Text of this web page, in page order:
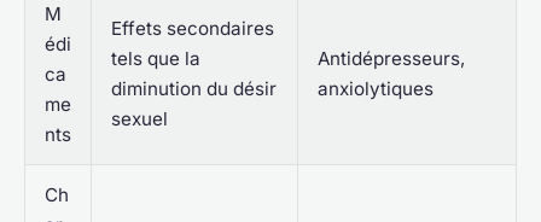
M
édi
ca
me
nts
Effets secondaires
tels que la
diminution du désir
sexuel
Antidépresseurs,
anxiolytiques
Ch